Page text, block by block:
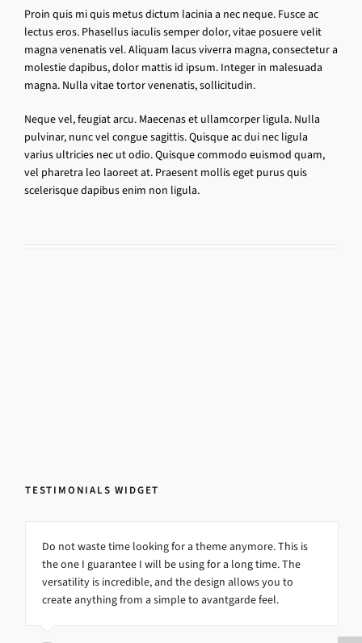
Proin quis mi quis metus dictum lacinia a nec neque. Fusce ac
lectus eros. Phasellus iaculis semper dolor, vitae posuere velit
magna venenatis vel. Aliquam lacus viverra magna, consectetur a
molestie dapibus, dolor mattis id ipsum. Integer in malesuada
magna. Nulla vitae tortor venenatis, sollicitudin.
Neque vel, feugiat arcu. Maecenas et ullamcorper ligula. Nulla
pulvinar, nunc vel congue sagittis. Quisque ac dui nec ligula
varius ultricies nec ut odio. Quisque commodo euismod quam,
vel pharetra leo laoreet at. Praesent mollis eget purus quis
scelerisque dapibus enim non ligula.
TESTIMONIALS WIDGET
Do not waste time looking for a theme anymore. This is
the one I guarantee I will be using for a long time. The
versatility is incredible, and the design allows you to
create anything from a simple to avantgarde feel.